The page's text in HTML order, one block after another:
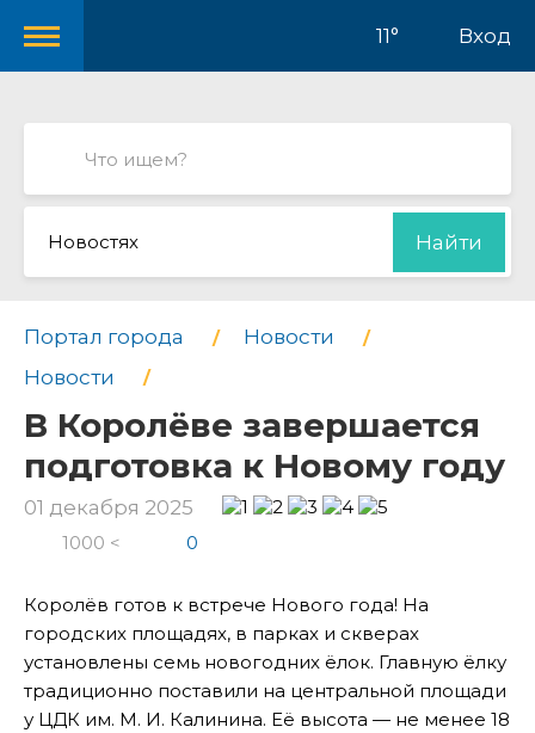
11° Вход
Новостях Найти
Портал города
Новости
Новости
В Королёве завершается
подготовка к Новому году
01 декабря 2025
1000 < 0
Королёв готов к встрече Нового года! На
городских площадях, в парках и скверах
установлены семь новогодних ёлок. Главную ёлку
традиционно поставили на центральной площади
у ЦДК им. М. И. Калинина. Её высота — не менее 18